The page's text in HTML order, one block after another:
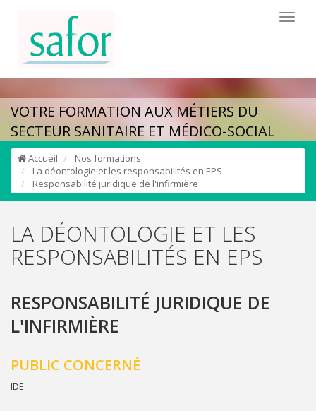
VOTRE FORMATION AUX MÉTIERS DU
SECTEUR SANITAIRE ET MÉDICO-SOCIAL
Accueil
Nos formations
La déontologie et les responsabilités en EPS
Responsabilité juridique de l'infirmière
LA DÉONTOLOGIE ET LES
RESPONSABILITÉS EN EPS
RESPONSABILITÉ JURIDIQUE DE
L'INFIRMIÈRE
PUBLIC CONCERNÉ
IDE